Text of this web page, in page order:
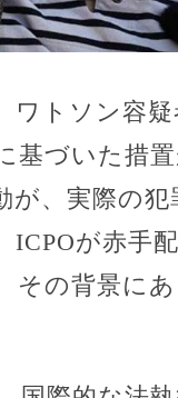
ワトソン容
づいた措
、実際の犯
が赤手
の背景に